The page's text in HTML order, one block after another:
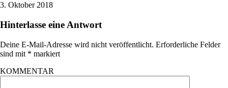
3. Oktober 2018
Hinterlasse eine Antwort
Deine E-Mail-Adresse wird nicht veröffentlicht. Erforderliche Felder
sind mit * markiert
KOMMENTAR